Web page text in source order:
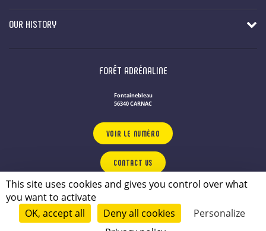
OUR HISTORY
FORÊT ADRÉNALINE
Fontainebleau
56340 CARNAC
VOIR LE NUMÉRO
CONTACT US
OUR LEISURE PARKS IN BRITTANY
Privacy Policy
Sitemap
This site uses cookies and gives you control over what
you want to activate
OK, accept all
Deny all cookies
Personalize